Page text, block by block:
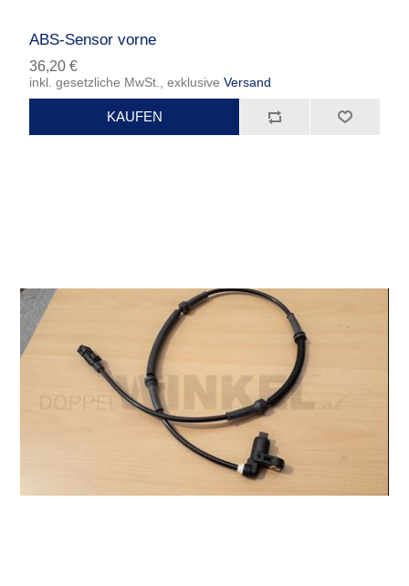
ABS-Sensor vorne
36,20 €
inkl. gesetzliche MwSt., exklusiveVersand